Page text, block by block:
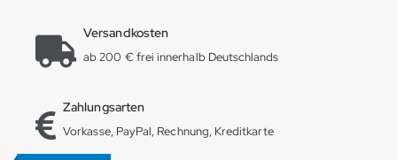
Versandkosten
ab 200 € frei innerhalb Deutschlands
Zahlungsarten
Vorkasse, PayPal, Rechnung, Kreditkarte